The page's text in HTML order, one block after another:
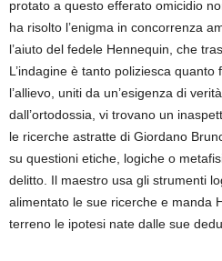
protato a questo efferato omicidio
ha risolto l’enigma in concorrenza
l’aiuto del fedele Hennequin, che
L’indagine è tanto poliziesca
l’allievo, uniti da un’esigenza di
dall’ortodossia, vi trovano un
le ricerche astratte di Giordano
su questioni etiche, logiche o
delitto. Il maestro usa gli strumenti
alimentato le sue ricerche e manda
terreno le ipotesi nate dalle sue